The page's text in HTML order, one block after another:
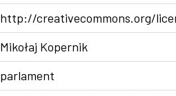
http://creativecommons.org/
Mikołaj Kopernik
parlament